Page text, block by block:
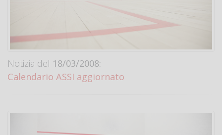
Notizia del 18/03/2008:
Calendario ASSI aggiornato